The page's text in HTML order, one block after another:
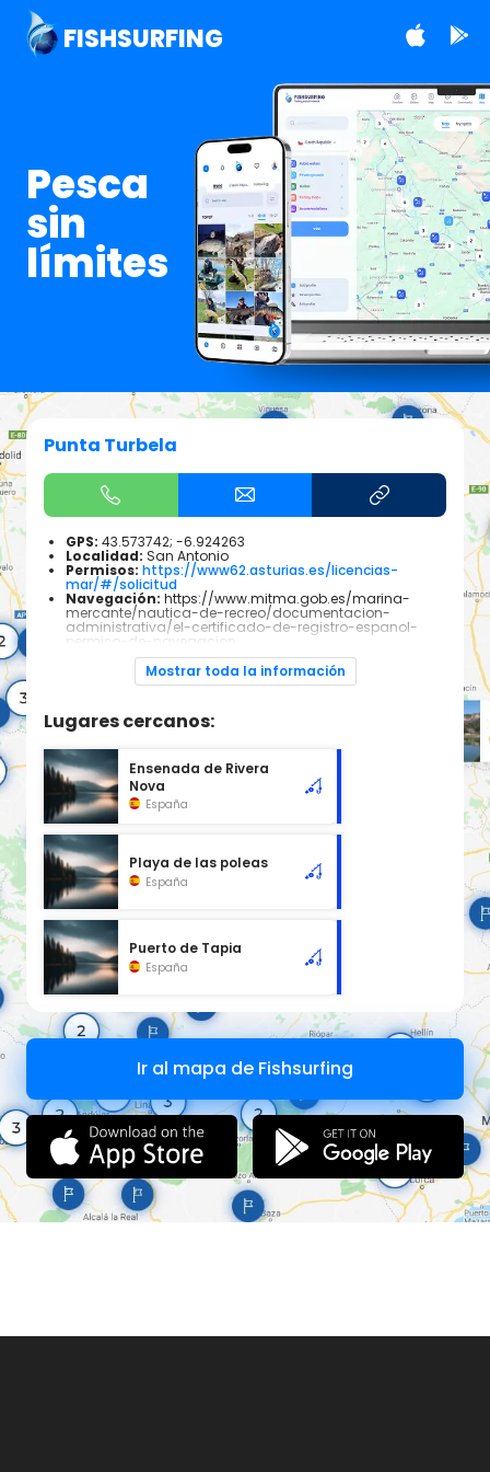
FISHSURFING
Pesca
sin
límites
Punta Turbela
GPS: 43.573742; -6.924263
Localidad: San Antonio
Permisos: https://www62.asturias.es/licencias-
mar/#/solicitud
Navegación: https://www.mitma.gob.es/marina-
mercante/nautica-de-recreo/documentacion-
administrativa/el-certificado-de-registro-espanol-
permiso-de-navegacion
Especies piscícolas:Todas las especies pescables
que habitan el mar Cantábrico. Dependiendo de las
épocas del año será mas común encontrar unas u
Zona de puntas y grandes rocas donde pueden
esconderse gran cantidad de especies depredadoras...
Mostrar toda la información
Lugares cercanos:
Ensenada de Rivera
Nova
España
Playa de las poleas
España
Puerto de Tapia
España
Ir al mapa de Fishsurfing